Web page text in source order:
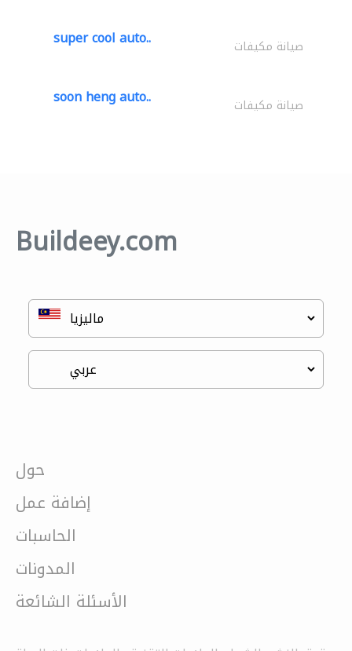
super cool auto.. صيانة مكيفات
soon heng auto.. صيانة مكيفات
Buildeey.com
حول
إضافة عمل
الحاسبات
المدونات
الأسئلة الشائعة